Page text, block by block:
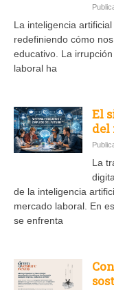
La inteligencia
redefiniendo cómo
educativo. La
laboral ha
El
del
La
de la inteligencia
mercado laboral. En
se enfrenta